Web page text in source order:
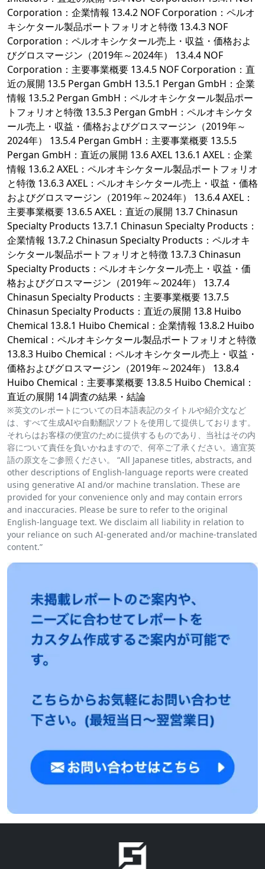
Corporation：企業情報 13.4.2 NOF Corporation：ペルオ
キシケタール製品ポートフォリオと特徴 13.4.3 NOF
Corporation：ペルオキシケタール売上・収益・価格およ
びグロスマージン（2019年～2024年） 13.4.4 NOF
Corporation：主要事業概要 13.4.5 NOF Corporation：直
近の展開 13.5 Pergan GmbH 13.5.1 Pergan GmbH：企業
情報 13.5.2 Pergan GmbH：ペルオキシケタール製品ポー
トフォリオと特徴 13.5.3 Pergan GmbH：ペルオキシケタ
ール売上・収益・価格およびグロスマージン（2019年～
2024年） 13.5.4 Pergan GmbH：主要事業概要 13.5.5
Pergan GmbH：直近の展開 13.6 AXEL 13.6.1 AXEL：企業
情報 13.6.2 AXEL：ペルオキシケタール製品ポートフォリオ
と特徴 13.6.3 AXEL：ペルオキシケタール売上・収益・価格
およびグロスマージン（2019年～2024年） 13.6.4 AXEL：
主要事業概要 13.6.5 AXEL：直近の展開 13.7 Chinasun
Specialty Products 13.7.1 Chinasun Specialty Products：
企業情報 13.7.2 Chinasun Specialty Products：ペルオキ
シケタール製品ポートフォリオと特徴 13.7.3 Chinasun
Specialty Products：ペルオキシケタール売上・収益・価
格およびグロスマージン（2019年～2024年） 13.7.4
Chinasun Specialty Products：主要事業概要 13.7.5
Chinasun Specialty Products：直近の展開 13.8 Huibo
Chemical 13.8.1 Huibo Chemical：企業情報 13.8.2 Huibo
Chemical：ペルオキシケタール製品ポートフォリオと特徴
13.8.3 Huibo Chemical：ペルオキシケタール売上・収益・
価格およびグロスマージン（2019年～2024年） 13.8.4
Huibo Chemical：主要事業概要 13.8.5 Huibo Chemical：
直近の展開 14 調査の結果・結論
※英文のレポートについての日本語表記のタイトルや紹介文など
は、すべて生成AIや自動翻訳ソフトを使用して提供しております。
それらはお客様の便宜のために提供するものであり、当社はその内
容について責任を負いかねますので、何卒ご了承ください。適宜英
語の原文をご参照ください。 “All Japanese titles, abstracts, and
other descriptions of English-language reports were created
using generative AI and/or machine translation. These are
provided for your convenience only and may contain errors
and inaccuracies. Please be sure to refer to the original
English-language text. We disclaim all liability in relation to
your reliance on such AI-generated and/or machine-translated
content.”